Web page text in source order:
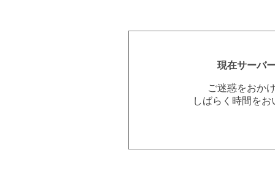
現在サーバ
ご迷惑をおか
しばらく時間を